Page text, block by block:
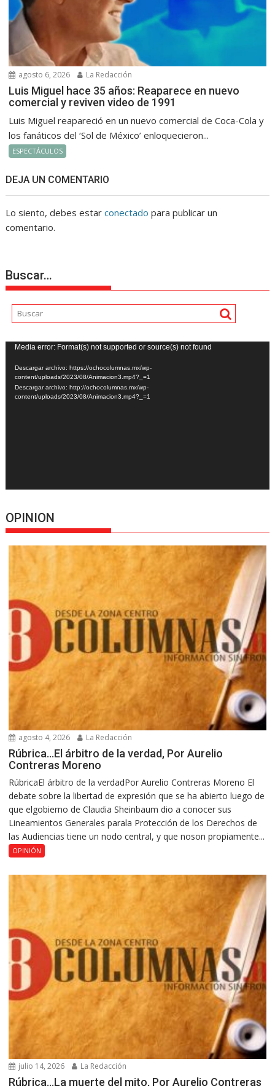
agosto 6, 2026 La Redacción
Luis Miguel hace 35 años: Reaparece en nuevo
comercial y reviven video de 1991
Luis Miguel reapareció en un nuevo comercial de Coca-Cola y
los fanáticos del ‘Sol de México’ enloquecieron...
ESPECTÁCULOS
DEJA UN COMENTARIO
Lo siento, debes estarconectado para publicar un
comentario.
Buscar…
Reproductor
de
vídeo
Media error: Format(s) not supported or source(s) not found
Descargar archivo: https://ochocolumnas.mx/wp-
content/uploads/2023/08/Animacion3.mp4?_=1
Descargar archivo: http://ochocolumnas.mx/wp-
content/uploads/2023/08/Animacion3.mp4?_=1
OPINION
agosto 4, 2026 La Redacción
Rúbrica…El árbitro de la verdad, Por Aurelio
Contreras Moreno
RúbricaEl árbitro de la verdadPor Aurelio Contreras Moreno El
debate sobre la libertad de expresión que se ha abierto luego de
que elgobierno de Claudia Sheinbaum dio a conocer sus
Lineamientos Generales parala Protección de los Derechos de
las Audiencias tiene un nodo central, y que noson propiamente...
OPINIÓN
julio 14, 2026 La Redacción
Rúbrica…La muerte del mito, Por Aurelio Contreras